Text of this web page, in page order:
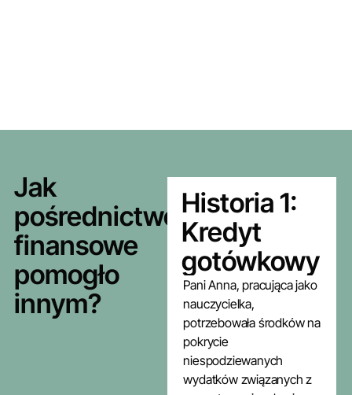
Jak
pośrednictwo
finansowe
pomogło
innym?
Historia 1:
Kredyt
gotówkowy
Pani Anna, pracująca jako
nauczycielka,
potrzebowała środków na
pokrycie
niespodziewanych
wydatków związanych z